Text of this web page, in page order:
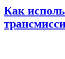
Как